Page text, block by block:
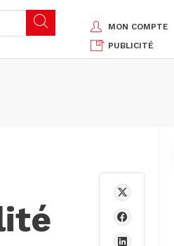
MON COMPTE
PUBLICITÉ